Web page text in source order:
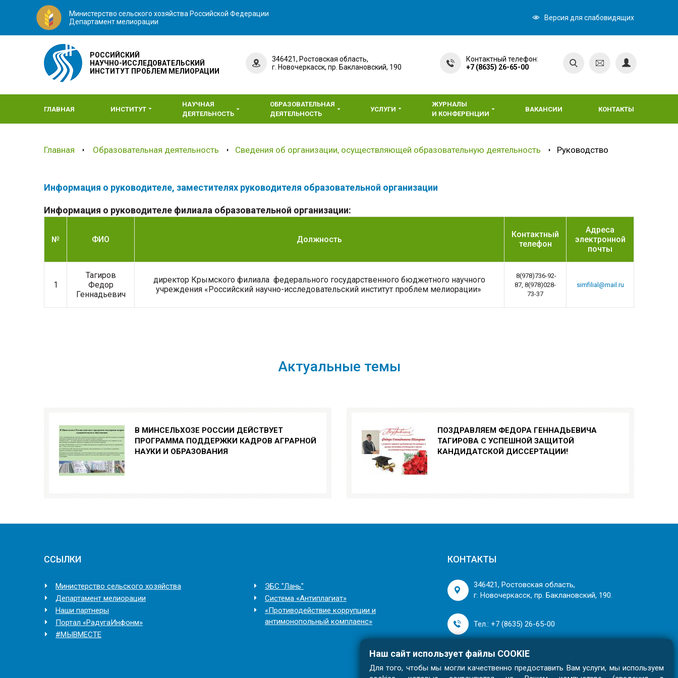
Министерство сельского хозяйства Российской Федерации
Департамент мелиорации
Версия для слабовидящих
РОССИЙСКИЙ
НАУЧНО-ИССЛЕДОВАТЕЛЬСКИЙ
ИНСТИТУТ ПРОБЛЕМ МЕЛИОРАЦИИ
346421, Ростовская область,
г. Новочеркасск, пр. Баклановский, 190
Контактный телефон:
+7 (8635) 26-65-00
ГЛАВНАЯ ИНСТИТУТ
НАУЧНАЯ
ДЕЯТЕЛЬНОСТЬ
ОБРАЗОВАТЕЛЬНАЯ
ДЕЯТЕЛЬНОСТЬ
УСЛУГИ
ЖУРНАЛЫ
И КОНФЕРЕНЦИИ
ВАКАНСИИ КОНТАКТЫ
Главная Образовательная деятельность Сведения об организации, осуществляющей образовательную деятельность Руководство
Информация о руководителе, заместителях руководителя образовательной организации
Информация о руководителе филиала образовательной организации:
№ ФИО Должность
Контактный
телефон
Адреса
электронной
почты
1
Тагиров
Федор
Геннадьевич
директор Крымского филиала федерального государственного бюджетного научного
учреждения «Российский научно-исследовательский институт проблем мелиорации»
8(978)736-92-
87, 8(978)028-
73-37
simfilial@mail.ru
Актуальные темы
В МИНСЕЛЬХОЗЕ РОССИИ ДЕЙСТВУЕТ
ПРОГРАММА ПОДДЕРЖКИ КАДРОВ АГРАРНОЙ
НАУКИ И ОБРАЗОВАНИЯ
ПОЗДРАВЛЯЕМ ФЕДОРА ГЕННАДЬЕВИЧА
ТАГИРОВА С УСПЕШНОЙ ЗАЩИТОЙ
КАНДИДАТСКОЙ ДИССЕРТАЦИИ!
Наш сайт использует файлы COOKIE
Для того, чтобы мы могли качественно предоставить Вам услуги, мы используем
ССЫЛКИ
Министерство сельского хозяйства
Департамент мелиорации
Наши партнеры
Портал «РадугаИнфонм»
#МЫВМЕСТЕ
ЭБС "Лань"
Система «Антиплагиат»
«Противодействие коррупции и
антимонопольный комплаенс»
КОНТАКТЫ
346421, Ростовская область,
г. Новочеркасск, пр. Баклановский, 190.
Тел.: +7 (8635) 26-65-00